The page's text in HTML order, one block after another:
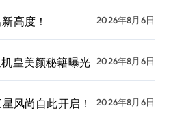
高度！ 2026年8月6日
皇美颜秘籍曝光 2026年8月6日
风尚自此开启！ 2026年8月6日